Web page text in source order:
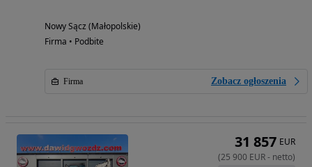
Nowy Sącz (Małopolskie)
Firma • Podbite
Firma Zobacz ogłoszenia
31 857 EUR
(25 900 EUR- netto)